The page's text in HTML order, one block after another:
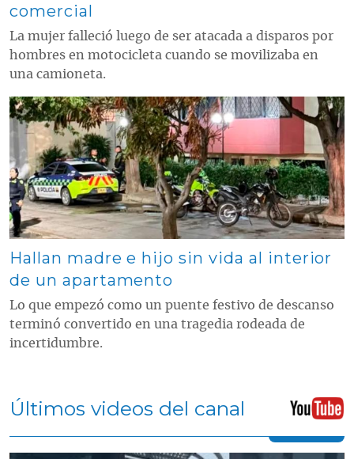
comercial
La mujer falleció luego de ser atacada a disparos por
hombres en motocicleta cuando se movilizaba en
una camioneta.
Contenido multimedia principal
Hallan madre e hijo sin vida al interior
de un apartamento
Lo que empezó como un puente festivo de descanso
terminó convertido en una tragedia rodeada de
incertidumbre.
Últimos videos del canal